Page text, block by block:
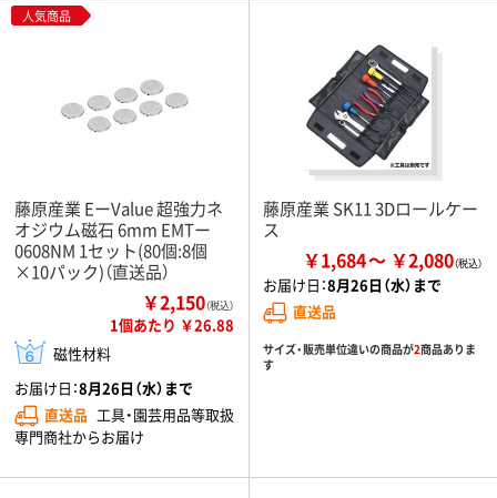
人気商品
藤原産業 EーValue 超強力ネ
オジウム磁石 6mm EMTー
0608NM 1セット(80個:8個
×10パック)（直送品）
￥2,150（税込）
1個あたり ￥26.88
磁性材料
お届け日：8月26日（水）まで
直送品 工具・園芸用品等取扱
専門商社からお届け
藤原産業 SK11 3Dロールケー
ス
￥1,684 ￥2,080
お届け日：8月26日（水）まで
直送品
サイズ・販売単位違いの商品が2商品ありま
す